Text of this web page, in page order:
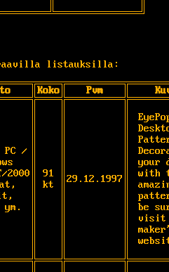
listauksilla:
Koko Pvm
PC /
2000
91
kt
29.12.1997
your
with
be
visit